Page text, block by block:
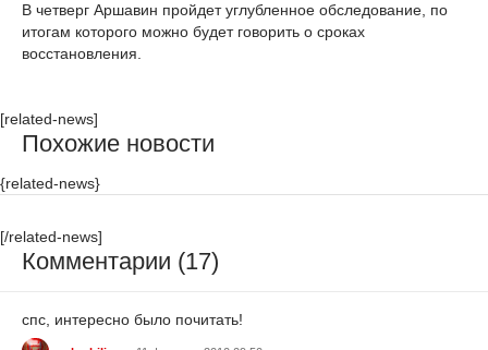
В четверг Аршавин пройдет углубленное обследование, по
итогам которого можно будет говорить о сроках
восстановления.
[related-news]
Похожие новости
{related-news}
[/related-news]
Комментарии (17)
спс, интересно было почитать!